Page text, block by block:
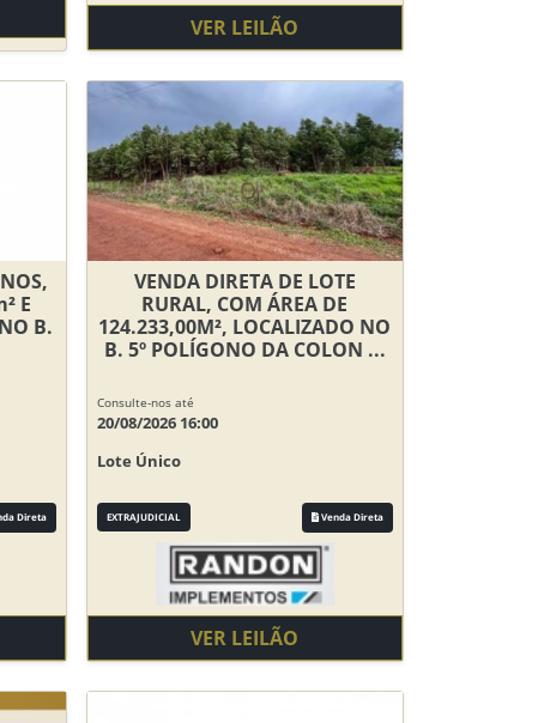
VER LEILÃO
E
B.
Direta
VENDA DIRETA DE LOTE
RURAL, COM ÁREA DE
124.233,00M², LOCALIZADO NO
B. 5º POLÍGONO DA COLON ...
Consulte-nos até
20/08/2026 16:00
Lote Único
EXTRAJUDICIAL Venda Direta
VER LEILÃO